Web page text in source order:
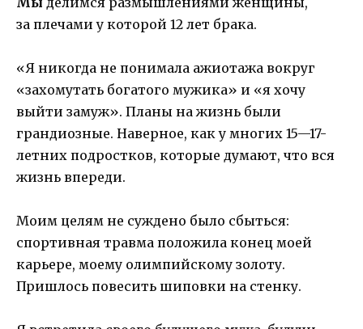
за плечами у которой 12 лет брака.
«Я никогда не понимала ажиотажа вокруг
«захомутать богатого мужика» и «я хочу
выйти замуж». Планы на жизнь были
грандиозные. Наверное, как у многих 15—17-
летних подростков, которые думают, что вся
жизнь впереди.
Моим целям не суждено было сбыться:
спортивная травма положила конец моей
карьере, моему олимпийскому золоту.
Пришлось повесить шиповки на стенку.